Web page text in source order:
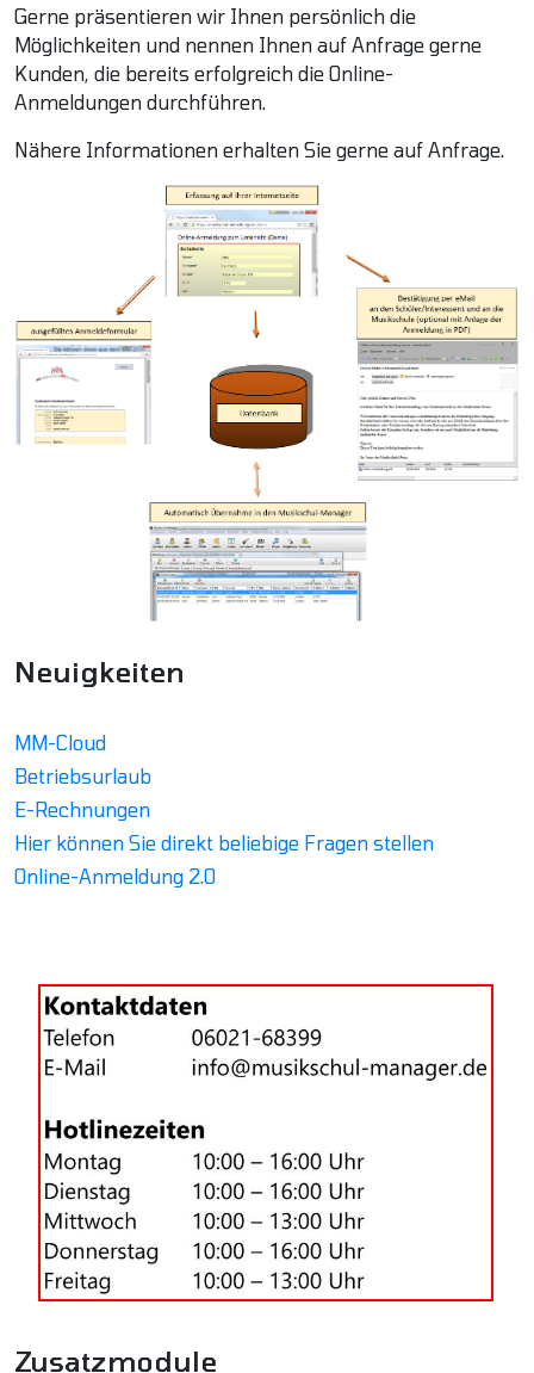
Gerne präsentieren wir Ihnen persönlich die
Möglichkeiten und nennen Ihnen auf Anfrage gerne
Kunden, die bereits erfolgreich die Online-
Anmeldungen durchführen.
Nähere Informationen erhalten Sie gerne auf Anfrage.
Neuigkeiten
MM-Cloud
Betriebsurlaub
E-Rechnungen
Hier können Sie direkt beliebige Fragen stellen
Online-Anmeldung 2.0
Zusatzmodule